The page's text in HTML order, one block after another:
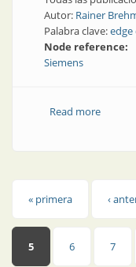
Autor: Rainer
Palabra clave:
Node reference:
Siemens
Read moreabout
Páginas
« primera ‹
5 6 7